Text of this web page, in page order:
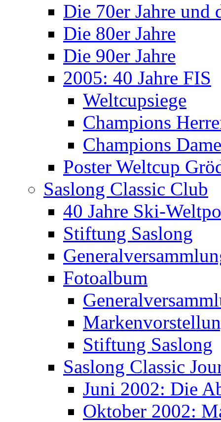
Die 70er Jahre und
Die 80er Jahre
Die 90er Jahre
2005: 40 Jahre FIS
Weltcupsiege
Champions
Champions
Poster Weltcup
Saslong Classic Club
40 Jahre Ski-
Stiftung Saslong
Fotoalbum
Stiftung Saslong
Saslong Classic
Juni 2002: Die
Oktober 2002: